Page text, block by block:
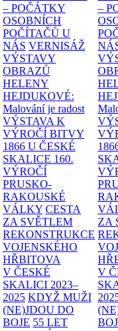
– POČÁTKY
OSOBNÍCH
POČÍTAČŮ U
NÁS VERNISÁŽ
VÝSTAVY
OBRAZŮ
HELENY
HEJDUKOVÉ:
Malování je radost
VÝSTAVA K
VÝROČÍ BITVY
1866 U ČESKÉ
SKALICE 160.
VÝROČÍ
PRUSKO-
RAKOUSKÉ
VÁLKY CESTA
ZA SVĚTLEM
REKONSTRUKCE
VOJENSKÉHO
HŘBITOVA
V ČESKÉ
SKALICI 2023–
2025 KDYŽ MUŽI
(NE)JDOU DO
BOJE 55 LET
–
ZA
V